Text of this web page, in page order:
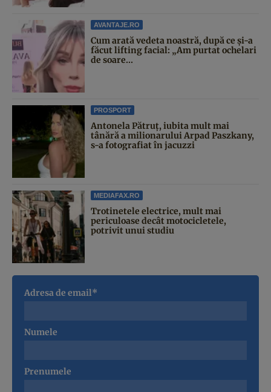
AVANTAJE.RO
Cum arată vedeta noastră, după ce și-a
făcut lifting facial: „Am purtat ochelari
de soare...
PROSPORT
Antonela Pătruț, iubita mult mai
tânără a milionarului Arpad Paszkany,
s-a fotografiat în jacuzzi
MEDIAFAX.RO
Trotinetele electrice, mult mai
periculoase decât motocicletele,
potrivit unui studiu
Adresa de email*
Numele
Prenumele